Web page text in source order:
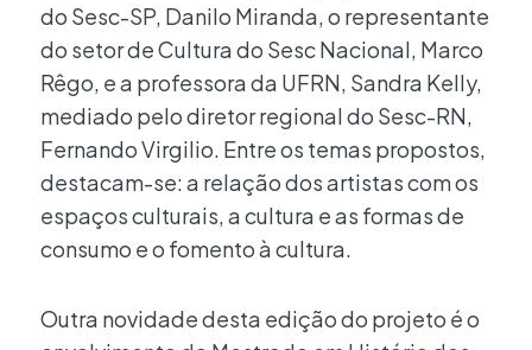
do Sesc-SP, Danilo Miranda, o representante
do setor de Cultura do Sesc Nacional, Marco
Rêgo, e a professora da UFRN, Sandra Kelly,
mediado pelo diretor regional do Sesc-RN,
Fernando Virgilio. Entre os temas propostos,
destacam-se: a relação dos artistas com os
espaços culturais, a cultura e as formas de
consumo e o fomento à cultura.
Outra novidade desta edição do projeto é o